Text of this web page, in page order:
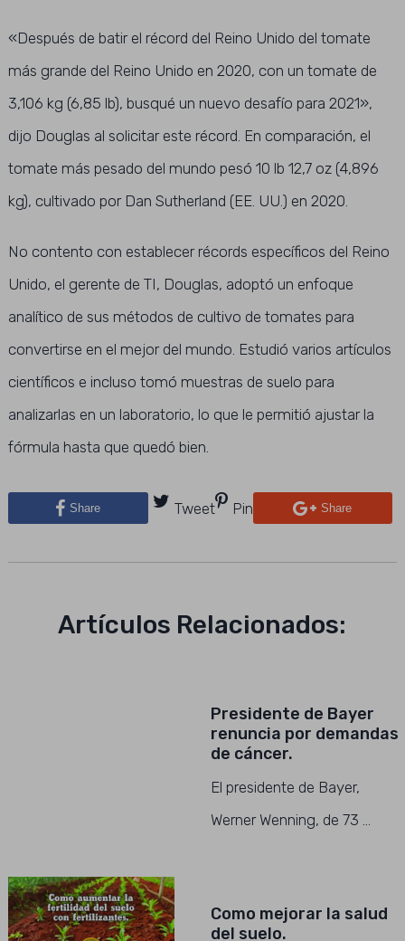
«Después de batir el récord del Reino Unido del tomate
más grande del Reino Unido en 2020, con un tomate de
3,106 kg (6,85 lb), busqué un nuevo desafío para 2021»,
dijo Douglas al solicitar este récord. En comparación, el
tomate más pesado del mundo pesó 10 lb 12,7 oz (4,896
kg), cultivado por Dan Sutherland (EE. UU.) en 2020.
No contento con establecer récords específicos del Reino
Unido, el gerente de TI, Douglas, adoptó un enfoque
analítico de sus métodos de cultivo de tomates para
convertirse en el mejor del mundo. Estudió varios artículos
científicos e incluso tomó muestras de suelo para
analizarlas en un laboratorio, lo que le permitió ajustar la
fórmula hasta que quedó bien.
Share Tweet Pin Share
Artículos Relacionados:
Presidente de Bayer
renuncia por demandas
de cáncer.
El presidente de Bayer,
Werner Wenning, de 73 …
Como mejorar la salud
del suelo.